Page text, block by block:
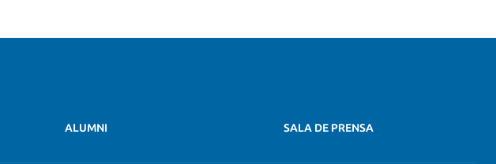
ALUMNI SALA DE PRENSA